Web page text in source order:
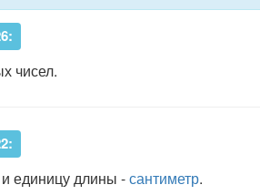
чисел.
и единицу длины -сантиметр.